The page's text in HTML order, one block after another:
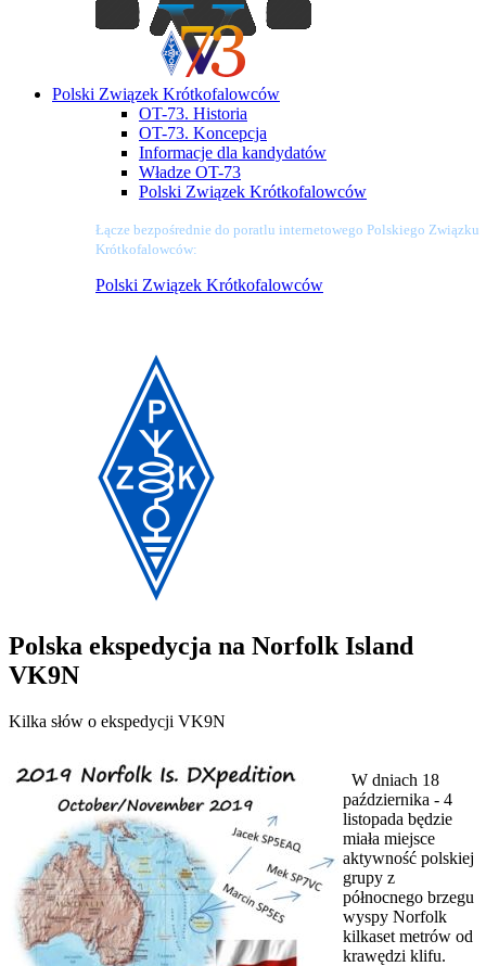
Polski Związek Krótkofalowców
OT-73. Historia
OT-73. Koncepcja
Informacje dla kandydatów
Władze OT-73
Polski Związek Krótkofalowców
Łącze bezpośrednie do poratlu internetowego Polskiego Związku
Krótkofalowców:
Polski Związek Krótkofalowców
Polska ekspedycja na Norfolk Island
VK9N
Kilka słów o ekspedycji VK9N
W dniach 18
października - 4
listopada będzie
miała miejsce
aktywność polskiej
grupy z
północnego brzegu
wyspy Norfolk
kilkaset metrów od
krawędzi klifu.